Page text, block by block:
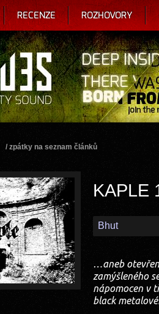
RECENZE ROZHOVORY
/ zpátky na seznam článků
KAPLE
Bhut
…aneb
zamýšleného
nápomocen v
black